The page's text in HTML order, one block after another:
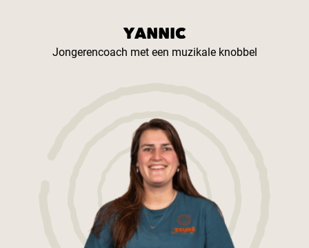
YANNIC
Jongerencoach met een muzikale knobbel